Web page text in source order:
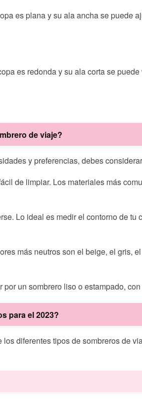
es plana y su ala ancha se puede
es redonda y su ala corta se
de viaje?
y preferencias, debes
de limpiar. Los materiales más
Lo ideal es medir el contorno de
más neutros son el beige, el gris,
un sombrero liso o estampado,
para el 2023?
diferentes tipos de sombreros de